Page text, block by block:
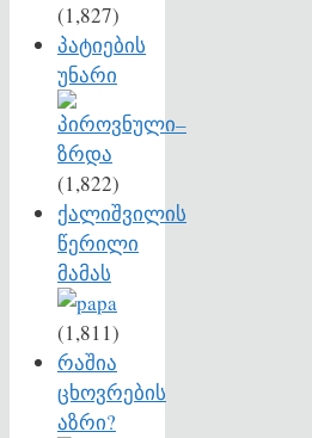
(1,827)
პატიების
უნარი
(1,822)
ქალიშვილის
წერილი
მამას
(1,811)
რაშია
ცხოვრების
აზრი?